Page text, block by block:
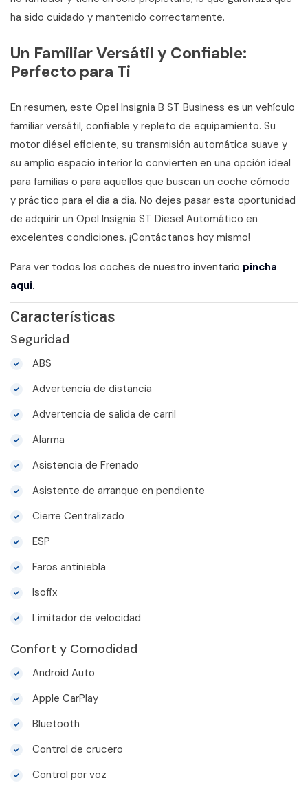
ha sido cuidado y mantenido correctamente.
Un Familiar Versátil y Confiable:
Perfecto para Ti
En resumen, este Opel Insignia B ST Business es un vehículo
familiar versátil, confiable y repleto de equipamiento. Su
motor diésel eficiente, su transmisión automática suave y
su amplio espacio interior lo convierten en una opción ideal
para familias o para aquellos que buscan un coche cómodo
y práctico para el día a día. No dejes pasar esta oportunidad
de adquirir un Opel Insignia ST Diesel Automático en
excelentes condiciones. ¡Contáctanos hoy mismo!
Para ver todos los coches de nuestro inventario pincha
aqui.
Características
Seguridad
ABS
Advertencia de distancia
Advertencia de salida de carril
Alarma
Asistencia de Frenado
Asistente de arranque en pendiente
Cierre Centralizado
ESP
Faros antiniebla
Isofix
Limitador de velocidad
Confort y Comodidad
Android Auto
Apple CarPlay
Bluetooth
Control de crucero
Control por voz